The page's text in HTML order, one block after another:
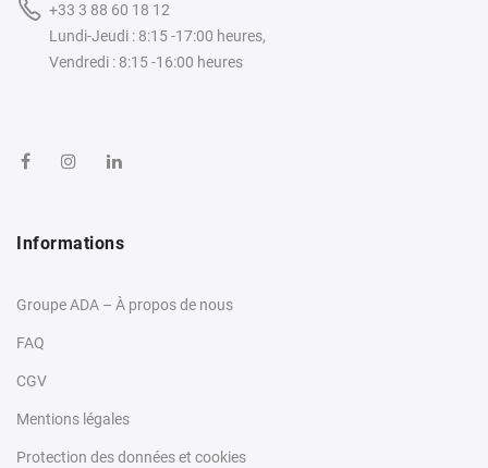
+33 3 88 60 18 12
Lundi-Jeudi : 8:15 -17:00 heures,
Vendredi : 8:15 -16:00 heures
Informations
Groupe ADA – À propos de nous
FAQ
CGV
Mentions légales
Protection des données et cookies